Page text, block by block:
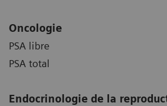
Oncologie
PSA libre
PSA total
Endocrinologie de la